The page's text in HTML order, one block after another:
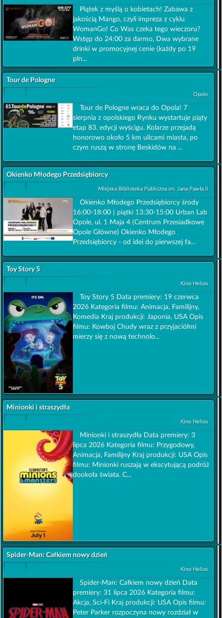
Piątek z myślą o kobietach! Zabawa z
jakością Mango, czyli impreza z cyklu
WomanGo! Co Was czeka tego wieczoru?
Wstęp do 24:00 za darmo, Dwa wybrane
drinki w promocyjnej cenie (każdy po 19
pln...
Tour de Pologne
Opole
Tour de Pologne wraca do Opola! 7
sierpnia z opolskiego Rynku wystartuje piąty
etap 83. edycji wyścigu. Kolarze przejadą
honorowo około 5 km ulicami miasta, po
czym ruszą w stronę Beskidów na ...
Okienko Młodego Przedsiębiorcy
Miejska Biblioteka Publiczna im. Jana Pawła II
Okienko Młodego Przedsiębiorcy środy
16:00-18:00 | piątki 13:30-15:00 Urban Lab
Opole, ul. 1 Maja 4 (Centrum Przesiadkowe
Opole Główne) Okienko Młodego
Przedsiębiorcy - od idei do pierwszej fa...
Toy Story 5
Kino Helios
Toy Story 5 Data premiery: 19 czerwca
2026 Kategoria filmu: Animacja, Familijny,
Komedia Kraj produkcji: Japonia, USA Opis
filmu: Kowboj Chudy wraz z przyjaciółmi
mierzy się z nową technolo...
Minionki i straszydła
Kino Helios
Minionki i straszydła Data premiery: 3
lipca 2026 Kategoria filmu: Przygodowy,
Animacja, Familijny Kraj produkcji: USA Opis
filmu: Minionki ruszają w ekscytującą podróż
dookoła świata. C...
Spider-Man: Całkiem nowy dzień
Kino Helios
Spider-Man: Całkiem nowy dzień Data
premiery: 31 lipca 2026 Kategoria filmu:
Akcja, Sci-Fi Kraj produkcji: USA Opis filmu:
Peter Parker rozpoczyna nowy rozdział w